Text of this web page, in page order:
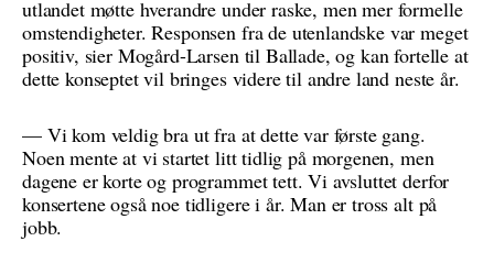
utlandet møtte hverandre under raske, men mer formelle
omstendigheter. Responsen fra de utenlandske var meget
positiv, sier Mogård-Larsen til Ballade, og kan fortelle at
dette konseptet vil bringes videre til andre land neste år.
— Vi kom veldig bra ut fra at dette var første gang.
Noen mente at vi startet litt tidlig på morgenen, men
dagene er korte og programmet tett. Vi avsluttet derfor
konsertene også noe tidligere i år. Man er tross alt på
jobb.